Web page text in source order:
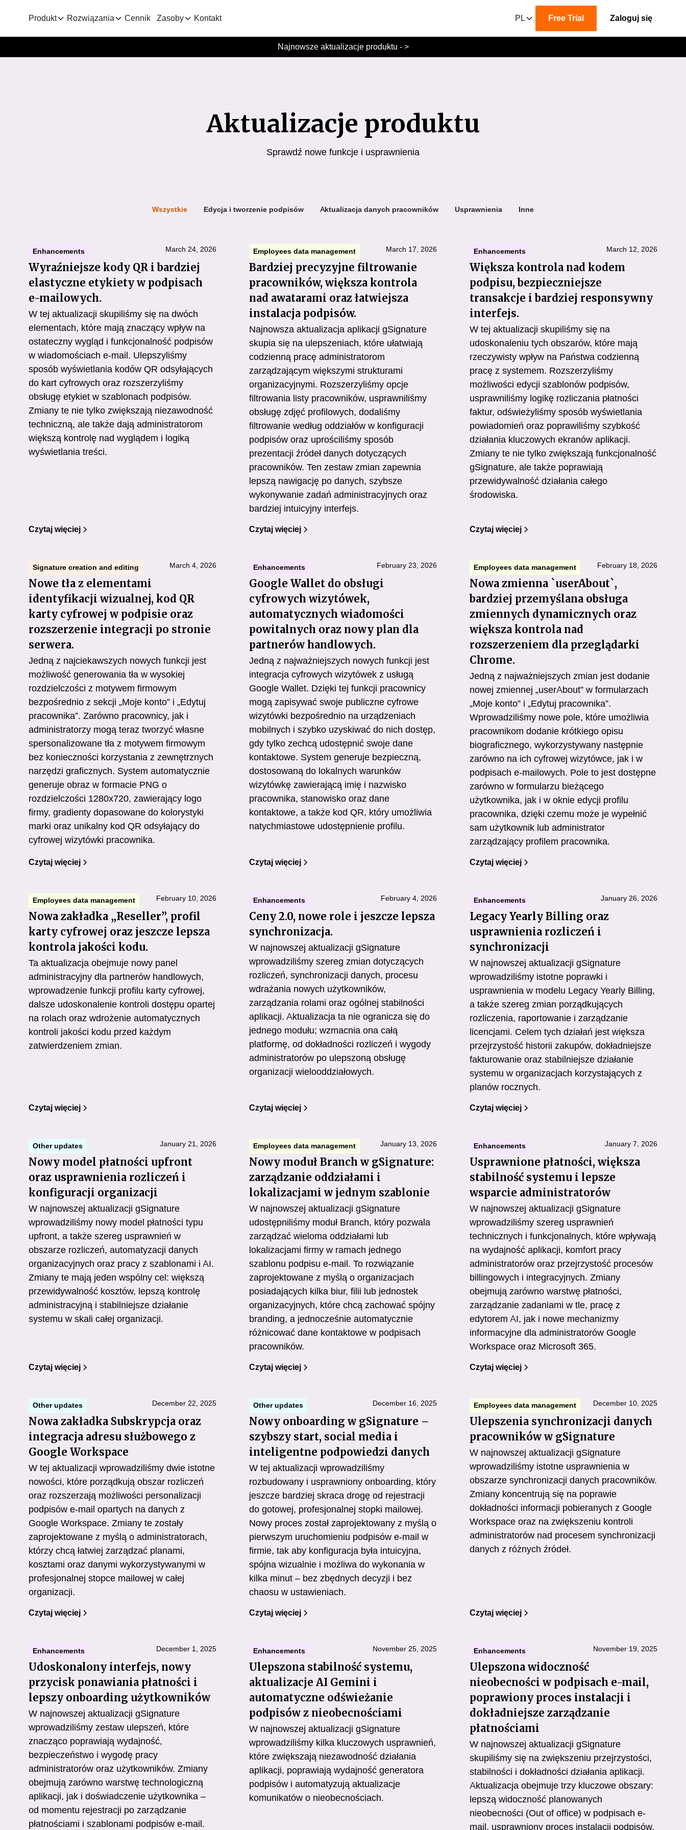
Produkt Rozwiązania Cennik Zasoby Kontakt PL Free Trial Zaloguj się
Najnowsze aktualizacje produktu - >
Aktualizacje produktu
Sprawdź nowe funkcje i usprawnienia
Wszystkie Edycja i tworzenie podpisów Aktualizacja danych pracowników Usprawnienia Inne
March 24, 2026
Enhancements
Wyraźniejsze kody QR i bardziej
elastyczne etykiety w podpisach
e-mailowych.
W tej aktualizacji skupiliśmy się na dwóch
elementach, które mają znaczący wpływ na
ostateczny wygląd i funkcjonalność podpisów
w wiadomościach e-mail. Ulepszyliśmy
sposób wyświetlania kodów QR odsyłających
do kart cyfrowych oraz rozszerzyliśmy
obsługę etykiet w szablonach podpisów.
Zmiany te nie tylko zwiększają niezawodność
techniczną, ale także dają administratorom
większą kontrolę nad wyglądem i logiką
wyświetlania treści.
Czytaj więciej
March 17, 2026
Employees data management
Bardziej precyzyjne filtrowanie
pracowników, większa kontrola
nad awatarami oraz łatwiejsza
instalacja podpisów.
Najnowsza aktualizacja aplikacji gSignature
skupia się na ulepszeniach, które ułatwiają
codzienną pracę administratorom
zarządzającym większymi strukturami
organizacyjnymi. Rozszerzyliśmy opcje
filtrowania listy pracowników, usprawniliśmy
obsługę zdjęć profilowych, dodaliśmy
filtrowanie według oddziałów w konfiguracji
podpisów oraz uprościliśmy sposób
prezentacji źródeł danych dotyczących
pracowników. Ten zestaw zmian zapewnia
lepszą nawigację po danych, szybsze
wykonywanie zadań administracyjnych oraz
bardziej intuicyjny interfejs.
Czytaj więciej
March 12, 2026
Enhancements
Większa kontrola nad kodem
podpisu, bezpieczniejsze
transakcje i bardziej responsywny
interfejs.
W tej aktualizacji skupiliśmy się na
udoskonaleniu tych obszarów, które mają
rzeczywisty wpływ na Państwa codzienną
pracę z systemem. Rozszerzyliśmy
możliwości edycji szablonów podpisów,
usprawniliśmy logikę rozliczania płatności
faktur, odświeżyliśmy sposób wyświetlania
powiadomień oraz poprawiliśmy szybkość
działania kluczowych ekranów aplikacji.
Zmiany te nie tylko zwiększają funkcjonalność
gSignature, ale także poprawiają
przewidywalność działania całego
środowiska.
Czytaj więciej
March 4, 2026
Signature creation and editing
Nowe tła z elementami
identyfikacji wizualnej, kod QR
karty cyfrowej w podpisie oraz
rozszerzenie integracji po stronie
serwera.
Jedną z najciekawszych nowych funkcji jest
możliwość generowania tła w wysokiej
rozdzielczości z motywem firmowym
bezpośrednio z sekcji „Moje konto” i „Edytuj
pracownika”. Zarówno pracownicy, jak i
administratorzy mogą teraz tworzyć własne
spersonalizowane tła z motywem firmowym
bez konieczności korzystania z zewnętrznych
narzędzi graficznych. System automatycznie
generuje obraz w formacie PNG o
rozdzielczości 1280x720, zawierający logo
firmy, gradienty dopasowane do kolorystyki
marki oraz unikalny kod QR odsyłający do
cyfrowej wizytówki pracownika.
Czytaj więciej
February 23, 2026
Enhancements
Google Wallet do obsługi
cyfrowych wizytówek,
automatycznych wiadomości
powitalnych oraz nowy plan dla
partnerów handlowych.
Jedną z najważniejszych nowych funkcji jest
integracja cyfrowych wizytówek z usługą
Google Wallet. Dzięki tej funkcji pracownicy
mogą zapisywać swoje publiczne cyfrowe
wizytówki bezpośrednio na urządzeniach
mobilnych i szybko uzyskiwać do nich dostęp,
gdy tylko zechcą udostępnić swoje dane
kontaktowe. System generuje bezpieczną,
dostosowaną do lokalnych warunków
wizytówkę zawierającą imię i nazwisko
pracownika, stanowisko oraz dane
kontaktowe, a także kod QR, który umożliwia
natychmiastowe udostępnienie profilu.
Czytaj więciej
February 18, 2026
Employees data management
Nowa zmienna `userAbout`,
bardziej przemyślana obsługa
zmiennych dynamicznych oraz
większa kontrola nad
rozszerzeniem dla przeglądarki
Chrome.
Jedną z najważniejszych zmian jest dodanie
nowej zmiennej „userAbout” w formularzach
„Moje konto” i „Edytuj pracownika”.
Wprowadziliśmy nowe pole, które umożliwia
pracownikom dodanie krótkiego opisu
biograficznego, wykorzystywany następnie
zarówno na ich cyfrowej wizytówce, jak i w
podpisach e-mailowych. Pole to jest dostępne
zarówno w formularzu bieżącego
użytkownika, jak i w oknie edycji profilu
pracownika, dzięki czemu może je wypełnić
sam użytkownik lub administrator
zarządzający profilem pracownika.
Czytaj więciej
February 10, 2026
Employees data management
Nowa zakładka „Reseller”, profil
karty cyfrowej oraz jeszcze lepsza
kontrola jakości kodu.
Ta aktualizacja obejmuje nowy panel
administracyjny dla partnerów handlowych,
wprowadzenie funkcji profilu karty cyfrowej,
dalsze udoskonalenie kontroli dostępu opartej
na rolach oraz wdrożenie automatycznych
kontroli jakości kodu przed każdym
zatwierdzeniem zmian.
Czytaj więciej
February 4, 2026
Enhancements
Ceny 2.0, nowe role i jeszcze lepsza
synchronizacja.
W najnowszej aktualizacji gSignature
wprowadziliśmy szereg zmian dotyczących
rozliczeń, synchronizacji danych, procesu
wdrażania nowych użytkowników,
zarządzania rolami oraz ogólnej stabilności
aplikacji. Aktualizacja ta nie ogranicza się do
jednego modułu; wzmacnia ona całą
platformę, od dokładności rozliczeń i wygody
administratorów po ulepszoną obsługę
organizacji wielooddziałowych.
Czytaj więciej
January 26, 2026
Enhancements
Legacy Yearly Billing oraz
usprawnienia rozliczeń i
synchronizacji
W najnowszej aktualizacji gSignature
wprowadziliśmy istotne poprawki i
usprawnienia w modelu Legacy Yearly Billing,
a także szereg zmian porządkujących
rozliczenia, raportowanie i zarządzanie
licencjami. Celem tych działań jest większa
przejrzystość historii zakupów, dokładniejsze
fakturowanie oraz stabilniejsze działanie
systemu w organizacjach korzystających z
planów rocznych.
Czytaj więciej
January 21, 2026
Other updates
Nowy model płatności upfront
oraz usprawnienia rozliczeń i
konfiguracji organizacji
W najnowszej aktualizacji gSignature
wprowadziliśmy nowy model płatności typu
upfront, a także szereg usprawnień w
obszarze rozliczeń, automatyzacji danych
organizacyjnych oraz pracy z szablonami i AI.
Zmiany te mają jeden wspólny cel: większą
przewidywalność kosztów, lepszą kontrolę
administracyjną i stabilniejsze działanie
systemu w skali całej organizacji.
Czytaj więciej
January 13, 2026
Employees data management
Nowy moduł Branch w gSignature:
zarządzanie oddziałami i
lokalizacjami w jednym szablonie
W najnowszej aktualizacji gSignature
udostępniliśmy moduł Branch, który pozwala
zarządzać wieloma oddziałami lub
lokalizacjami firmy w ramach jednego
szablonu podpisu e-mail. To rozwiązanie
zaprojektowane z myślą o organizacjach
posiadających kilka biur, filii lub jednostek
organizacyjnych, które chcą zachować spójny
branding, a jednocześnie automatycznie
różnicować dane kontaktowe w podpisach
pracowników.
Czytaj więciej
January 7, 2026
Enhancements
Usprawnione płatności, większa
stabilność systemu i lepsze
wsparcie administratorów
W najnowszej aktualizacji gSignature
wprowadziliśmy szereg usprawnień
technicznych i funkcjonalnych, które wpływają
na wydajność aplikacji, komfort pracy
administratorów oraz przejrzystość procesów
billingowych i integracyjnych. Zmiany
obejmują zarówno warstwę płatności,
zarządzanie zadaniami w tle, pracę z
edytorem AI, jak i nowe mechanizmy
informacyjne dla administratorów Google
Workspace oraz Microsoft 365.
Czytaj więciej
December 22, 2025
Other updates
Nowa zakładka Subskrypcja oraz
integracja adresu służbowego z
Google Workspace
W tej aktualizacji wprowadziliśmy dwie istotne
nowości, które porządkują obszar rozliczeń
oraz rozszerzają możliwości personalizacji
podpisów e-mail opartych na danych z
Google Workspace. Zmiany te zostały
zaprojektowane z myślą o administratorach,
którzy chcą łatwiej zarządzać planami,
kosztami oraz danymi wykorzystywanymi w
profesjonalnej stopce mailowej w całej
organizacji.
Czytaj więciej
December 16, 2025
Other updates
Nowy onboarding w gSignature –
szybszy start, social media i
inteligentne podpowiedzi danych
W tej aktualizacji wprowadziliśmy
rozbudowany i usprawniony onboarding, który
jeszcze bardziej skraca drogę od rejestracji
do gotowej, profesjonalnej stopki mailowej.
Nowy proces został zaprojektowany z myślą o
pierwszym uruchomieniu podpisów e-mail w
firmie, tak aby konfiguracja była intuicyjna,
spójna wizualnie i możliwa do wykonania w
kilka minut – bez zbędnych decyzji i bez
chaosu w ustawieniach.
Czytaj więciej
December 10, 2025
Employees data management
Ulepszenia synchronizacji danych
pracowników w gSignature
W najnowszej aktualizacji gSignature
wprowadziliśmy istotne usprawnienia w
obszarze synchronizacji danych pracowników.
Zmiany koncentrują się na poprawie
dokładności informacji pobieranych z Google
Workspace oraz na zwiększeniu kontroli
administratorów nad procesem synchronizacji
danych z różnych źródeł.
Czytaj więciej
December 1, 2025
Enhancements
Udoskonalony interfejs, nowy
przycisk ponawiania płatności i
lepszy onboarding użytkowników
W najnowszej aktualizacji gSignature
wprowadziliśmy zestaw ulepszeń, które
znacząco poprawiają wydajność,
bezpieczeństwo i wygodę pracy
administratorów oraz użytkowników. Zmiany
obejmują zarówno warstwę technologiczną
aplikacji, jak i doświadczenie użytkownika –
od momentu rejestracji po zarządzanie
płatnościami i szablonami podpisów e-mail.
November 25, 2025
Enhancements
Ulepszona stabilność systemu,
aktualizacje AI Gemini i
automatyczne odświeżanie
podpisów z nieobecnościami
W najnowszej aktualizacji gSignature
wprowadziliśmy kilka kluczowych usprawnień,
które zwiększają niezawodność działania
aplikacji, poprawiają wydajność generatora
podpisów i automatyzują aktualizacje
komunikatów o nieobecnościach.
November 19, 2025
Enhancements
Ulepszona widoczność
nieobecności w podpisach e-mail,
poprawiony proces instalacji i
dokładniejsze zarządzanie
płatnościami
W najnowszej aktualizacji gSignature
skupiliśmy się na zwiększeniu przejrzystości,
stabilności i dokładności działania aplikacji.
Aktualizacja obejmuje trzy kluczowe obszary:
lepszą widoczność planowanych
nieobecności (Out of office) w podpisach e-
mail, usprawniony proces instalacji podpisów,